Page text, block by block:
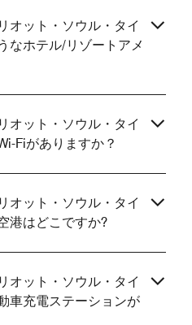
オット・ソウル・タイ
なホテル/リゾートアメ
オット・ソウル・タイ
Fiがありますか？
オット・ソウル・タイ
港はどこですか?
オット・ソウル・タイ
車充電ステーションが